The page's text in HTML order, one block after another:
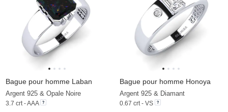
Bague pour homme Laban
Argent 925 & Opale Noire
3.7 crt - AAA
Bague pour homme Honoya
Argent 925 & Diamant
0.67 crt - VS